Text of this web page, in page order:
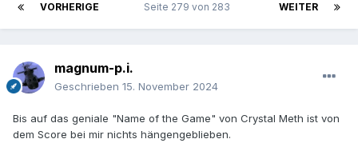
VORHERIGE WEITER
Seite 279 von 283
magnum-p.i.
Geschrieben 15. November 2024
Bis auf das geniale "Name of the Game" von Crystal Meth ist von
dem Score bei mir nichts hängengeblieben.